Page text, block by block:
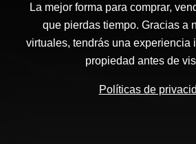
La mejor forma para comprar,
que pierdas tiempo. Gracias a
virtuales, tendrás una experiencia
propiedad antes de
Políticas de